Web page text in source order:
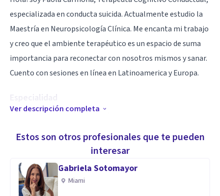
especializada en conducta suicida. Actualmente estudio la
Maestría en Neuropsicología Clínica. Me encanta mi trabajo
y creo que el ambiente terapéutico es un espacio de suma
importancia para reconectar con nosotros mismos y sanar.
Cuento con sesiones en línea en Latinoamerica y Europa.
Especialidad
Terapia Cognitivo Conductual
Trastornos alimenticios
Trastornos Psiquiátricos
Ver descripción completa
Estos son otros profesionales que te pueden
interesar
Gabriela Sotomayor
Miami